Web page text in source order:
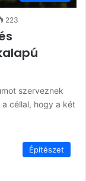
223
szerveznek
céllal, hogy a két
Építészet